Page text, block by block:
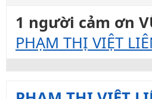
1 người cảm ơn
PHẠM THỊ VIỆT